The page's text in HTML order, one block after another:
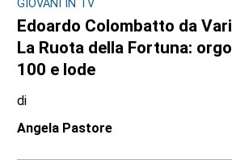
GIOVANI IN TV
Edoardo Colombatto da
La Ruota della Fortuna:
100 e lode